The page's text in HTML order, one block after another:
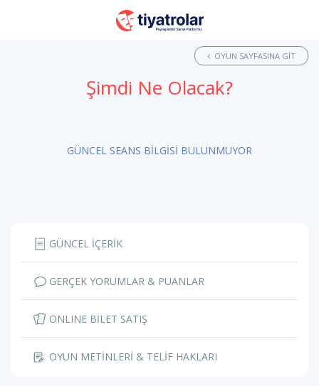
OYUN SAYFASINA GIT
Şimdi Ne Olacak?
GÜNCEL SEANS BİLGİSİ BULUNMUYOR
GÜNCEL İÇERİK
GERÇEK YORUMLAR & PUANLAR
ONLINE BİLET SATIŞ
OYUN METİNLERİ & TELİF HAKLARI